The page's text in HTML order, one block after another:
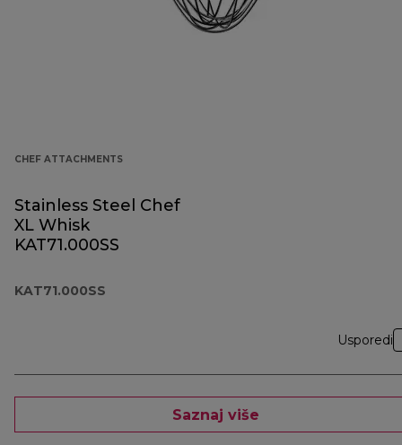
CHEF ATTACHMENTS
Stainless Steel Chef
XL Whisk
KAT71.000SS
KAT71.000SS
Usporedi
Saznaj više